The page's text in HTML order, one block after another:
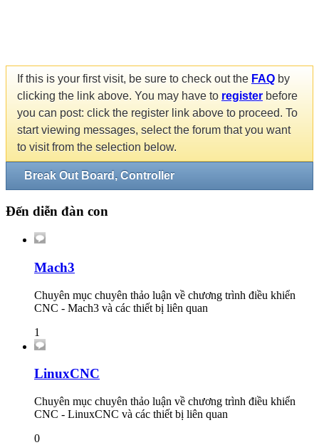
If this is your first visit, be sure to check out the FAQ by
clicking the link above. You may have to register before
you can post: click the register link above to proceed. To
start viewing messages, select the forum that you want
to visit from the selection below.
Break Out Board, Controller
Đến diễn đàn con
Mach3
Chuyên mục chuyên thảo luận về chương trình điều khiển
CNC - Mach3 và các thiết bị liên quan
1
LinuxCNC
Chuyên mục chuyên thảo luận về chương trình điều khiển
CNC - LinuxCNC và các thiết bị liên quan
0